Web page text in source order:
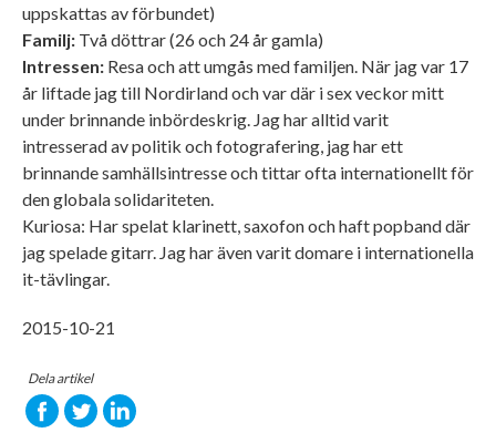
uppskattas av förbundet)
Familj: Två döttrar (26 och 24 år gamla)
Intressen: Resa och att umgås med familjen. När jag var 17
år liftade jag till Nordirland och var där i sex veckor mitt
under brinnande inbördeskrig. Jag har alltid varit
intresserad av politik och fotografering, jag har ett
brinnande samhällsintresse och tittar ofta internationellt för
den globala solidariteten.
Kuriosa: Har spelat klarinett, saxofon och haft popband där
jag spelade gitarr. Jag har även varit domare i internationella
it-tävlingar.
2015-10-21
Dela artikel